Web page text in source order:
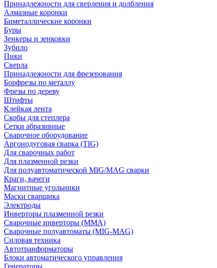
Принадлежности для сверления и долбления
Алмазные коронки
Биметаллические коронки
Буры
Зенкеры и зенковки
Зубило
Пики
Сверла
Принадлежности для фрезерования
Борфрезы по металлу
Фрезы по дереву
Штифты
Клейкая лента
Скобы для степлера
Сетки абразивные
Сварочное оборудование
Аргонодуговая сварка (TIG)
Для сварочных работ
Для плазменной резки
Для полуавтоматической MIG/MAG сварки
Краги, вачеги
Магнитные угольники
Маски сварщика
Электроды
Инверторы плазменной резки
Сварочные инверторы (MMA)
Сварочные полуавтоматы (MIG-MAG)
Силовая техника
Автотранформаторы
Блоки автоматического управления
Генераторы